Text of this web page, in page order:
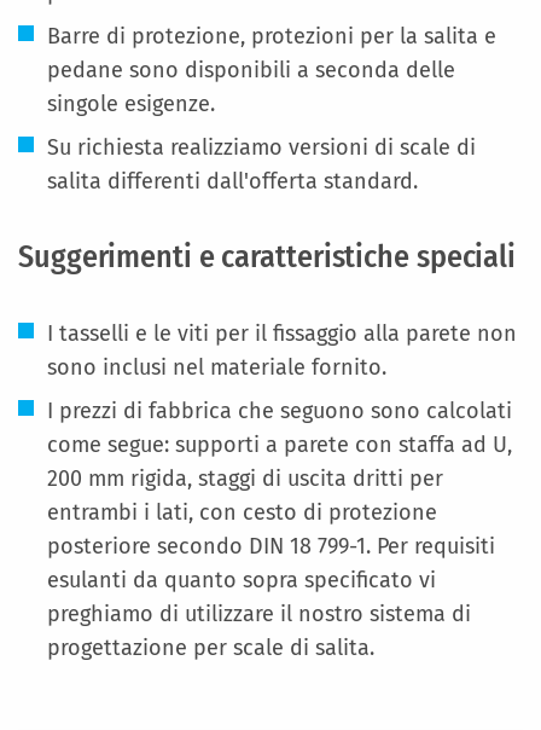
Barre di protezione, protezioni per la salita e
pedane sono disponibili a seconda delle
singole esigenze.
Su richiesta realizziamo versioni di scale di
salita differenti dall'offerta standard.
Suggerimenti e caratteristiche speciali
I tasselli e le viti per il fissaggio alla parete non
sono inclusi nel materiale fornito.
I prezzi di fabbrica che seguono sono calcolati
come segue: supporti a parete con staffa ad U,
200 mm rigida, staggi di uscita dritti per
entrambi i lati, con cesto di protezione
posteriore secondo DIN 18 799-1. Per requisiti
esulanti da quanto sopra specificato vi
preghiamo di utilizzare il nostro sistema di
progettazione per scale di salita.